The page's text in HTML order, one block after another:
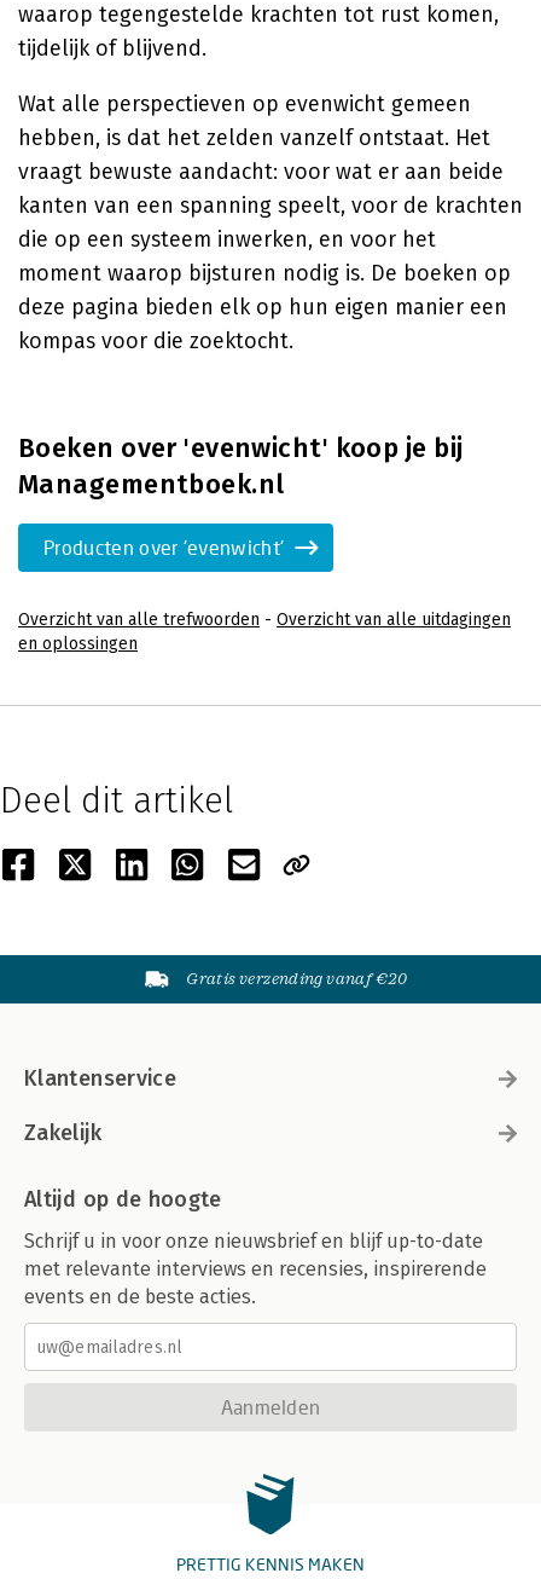
waarop tegengestelde krachten tot rust komen,
tijdelijk of blijvend.
Wat alle perspectieven op evenwicht gemeen
hebben, is dat het zelden vanzelf ontstaat. Het
vraagt bewuste aandacht: voor wat er aan beide
kanten van een spanning speelt, voor de krachten
die op een systeem inwerken, en voor het
moment waarop bijsturen nodig is. De boeken op
deze pagina bieden elk op hun eigen manier een
kompas voor die zoektocht.
Boeken over 'evenwicht' koop je bij
Managementboek.nl
Producten over 'evenwicht'
Overzicht van alle trefwoorden - Overzicht van alle uitdagingen
en oplossingen
Deel dit artikel
Gratis verzending vanaf €20
Klantenservice
Zakelijk
Altijd op de hoogte
Schrijf u in voor onze nieuwsbrief en blijf up-to-date
met relevante interviews en recensies, inspirerende
events en de beste acties.
Aanmelden
PRETTIG KENNIS MAKEN